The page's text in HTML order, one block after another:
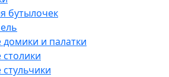
бутылочек
и палатки